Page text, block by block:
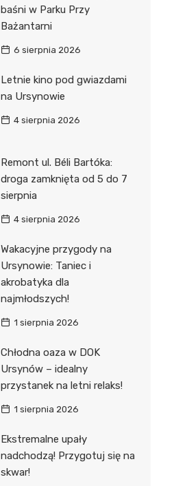
baśni w Parku Przy
Bażantarni
6 sierpnia 2026
Letnie kino pod gwiazdami
na Ursynowie
4 sierpnia 2026
Remont ul. Béli Bartóka:
droga zamknięta od 5 do 7
sierpnia
4 sierpnia 2026
Wakacyjne przygody na
Ursynowie: Taniec i
akrobatyka dla
najmłodszych!
1 sierpnia 2026
Chłodna oaza w DOK
Ursynów – idealny
przystanek na letni relaks!
1 sierpnia 2026
Ekstremalne upały
nadchodzą! Przygotuj się na
skwar!